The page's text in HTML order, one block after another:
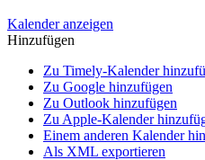
Kalender anzeigen
Hinzufügen
Zu Timely-Kalender
Zu Google hinzufügen
Zu Outlook hinzufügen
Zu Apple-Kalender
Einem anderen Kalender
Als XML exportieren